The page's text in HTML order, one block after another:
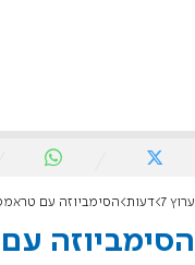
ערוץ 7 דעות הסימביוזה עם
הסימביוזה